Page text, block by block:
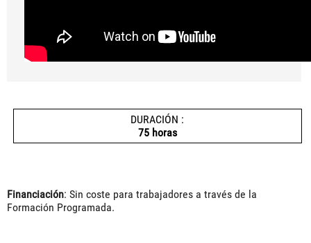
DURACIÓN :
75 horas
Financiación: Sin coste para trabajadores a través de la
Formación Programada.